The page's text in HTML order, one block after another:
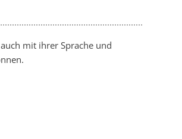
mit ihrer Sprache und